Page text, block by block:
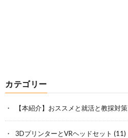
カテゴリー
【本紹介】おススメと就活と教採対策
3DプリンターとVRヘッドセット (11)